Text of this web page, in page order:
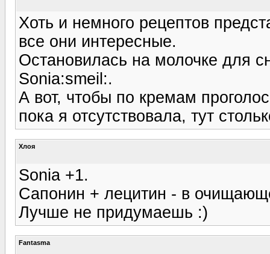
Хоть и немного рецептов
все они интересные.
Остановилась на молочке для
Sonia:smeil:.
А вот, чтобы по кремам
пока я отсутствовала, тут
Хлоя
Sonia +1.
Сапонин + лецитин - в
Лучше не придумаешь :)
Fantasma